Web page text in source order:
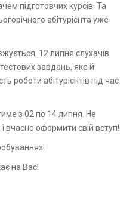
підготовчих курсів. Та
абітурієнта уже
12 липня слухачів
завдань, яке й
роботи абітурієнтів під час
з 02 по 14 липня. Не
вчасно оформити свій вступ!
на Вас!